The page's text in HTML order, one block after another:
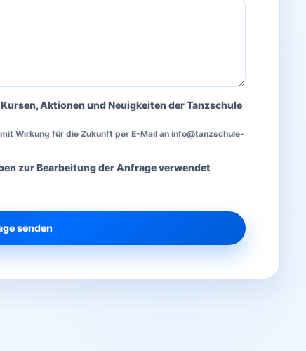
Aktionen und Neuigkeiten der Tanzschule
Wirkung für die Zukunft per E-Mail an info@tanzschule-
zur Bearbeitung der Anfrage verwendet
senden